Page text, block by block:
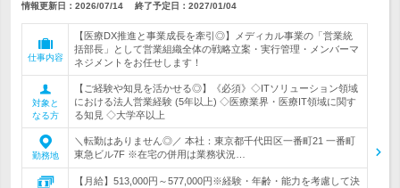
情報更新日：2026/07/14 終了予定日： 2027/01/04
仕事内容
【医療DX推進と事業成長を牽引◎】メディカル事業の「営業統
括部長」として営業組織全体の戦略立案・実行管理・メンバーマ
ネジメントをお任せします！
対象と
なる方
【ご経験や知見を活かせる◎】《必須》◇ITソリューション領域
における法人営業経験 (5年以上) ◇医療業界・医療IT領域に関す
る知見 ◇大学卒以上
勤務地
＼転勤はありません◎／ 本社：東京都千代田区一番町21 一番町
東急ビル7F ※在宅の併用は業務状況…
【月給】513,000円～577,000円※経験・年齢・能力を考慮して決